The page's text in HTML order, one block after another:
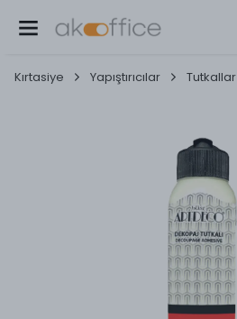
Kırtasiye Yapıştırıcılar Tutkallar